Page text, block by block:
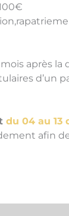
après la
d’un
du 04 au 13
afin